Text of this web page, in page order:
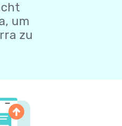
um
zu